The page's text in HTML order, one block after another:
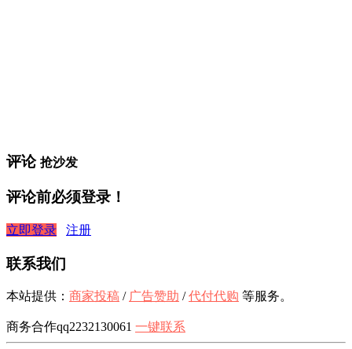
评论 抢沙发
评论前必须登录！
立即登录 注册
联系我们
本站提供： 商家投稿 / 广告赞助 /代付代购 等服务。
商务合作qq2232130061 一键联系